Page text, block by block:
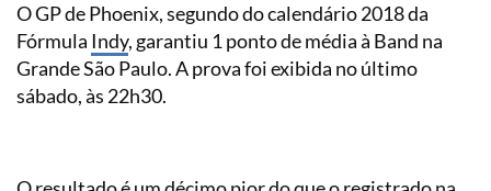
O GP de Phoenix, segundo do calendário 2018 da
Fórmula Indy, garantiu 1 ponto de média à Band na
Grande São Paulo. A prova foi exibida no último
sábado, às 22h30.